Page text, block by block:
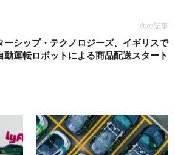
次の記事
ーシップ・テクノロジーズ、イギリスで
動運転ロボットによる商品配送スタート